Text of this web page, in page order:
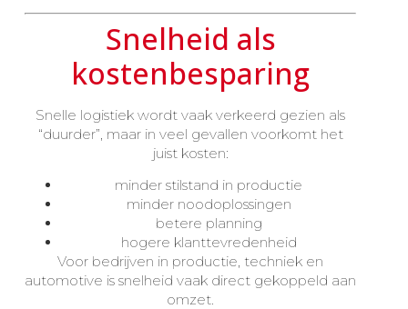
Snelheid als
kostenbesparing
Snelle logistiek wordt vaak verkeerd gezien als
“duurder”, maar in veel gevallen voorkomt het
juist kosten:
minder stilstand in productie
minder noodoplossingen
betere planning
hogere klanttevredenheid
Voor bedrijven in productie, techniek en
automotive is snelheid vaak direct gekoppeld aan
omzet.